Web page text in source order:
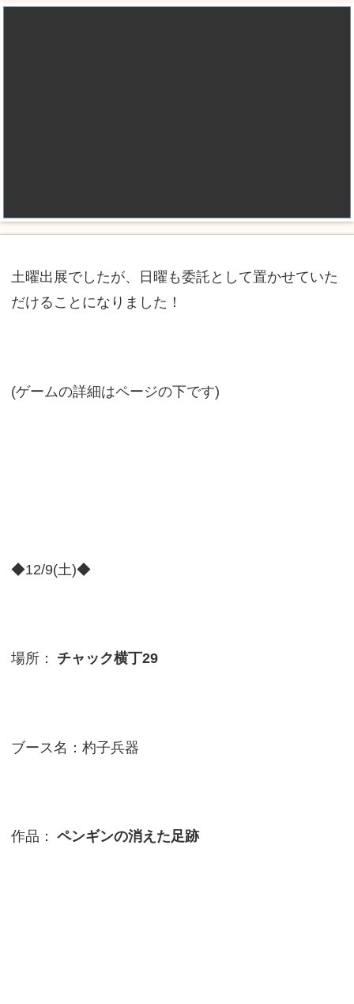
土曜出展でしたが、日曜も委託として置かせていた
だけることになりました！
(ゲームの詳細はページの下です)
◆12/9(土)◆
場所： チャック横丁29
ブース名：杓子兵器
作品： ペンギンの消えた足跡